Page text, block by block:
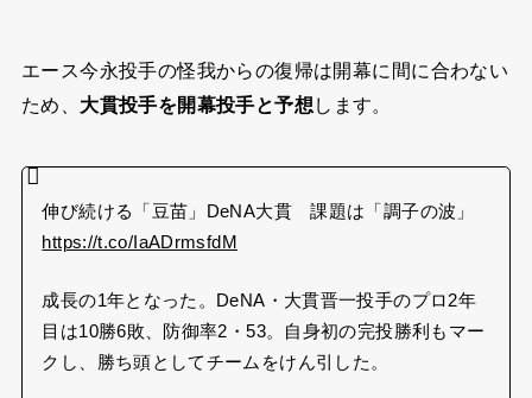
エース今永投手の怪我からの復帰は開幕に間に合わない
ため、 大貫投手を開幕投手と予想 します。
伸び続ける「豆苗」DeNA大貫 課題は「調子の波」
https://t.co/IaADrmsfdM
成長の1年となった。DeNA・大貫晋一投手のプロ2年
目は10勝6敗、防御率2・53。自身初の完投勝利もマー
クし、勝ち頭としてチームをけん引した。